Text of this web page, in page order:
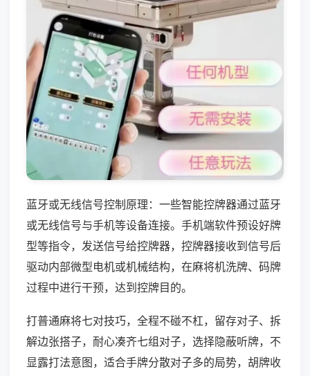
蓝牙或无线信号控制原理：一些智能控牌器通过蓝牙
或无线信号与手机等设备连接。手机端软件预设好牌
型等指令，发送信号给控牌器，控牌器接收到信号后
驱动内部微型电机或机械结构，在麻将机洗牌、码牌
过程中进行干预，达到控牌目的。
打普通麻将七对技巧，全程不碰不杠，留存对子、拆
解边张搭子，耐心凑齐七组对子，选择隐蔽听牌，不
显露打法意图，适合手牌分散对子多的局势，胡牌收